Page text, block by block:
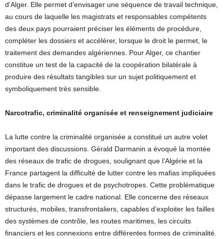
d’Alger. Elle permet d’envisager une séquence de travail technique,
au cours de laquelle les magistrats et responsables compétents
des deux pays pourraient préciser les éléments de procédure,
compléter les dossiers et accélérer, lorsque le droit le permet, le
traitement des demandes algériennes. Pour Alger, ce chantier
constitue un test de la capacité de la coopération bilatérale à
produire des résultats tangibles sur un sujet politiquement et
symboliquement très sensible.
Narcotrafic, criminalité organisée et renseignement judiciaire
La lutte contre la criminalité organisée a constitué un autre volet
important des discussions. Gérald Darmanin a évoqué la montée
des réseaux de trafic de drogues, soulignant que l’Algérie et la
France partagent la difficulté de lutter contre les mafias impliquées
dans le trafic de drogues et de psychotropes. Cette problématique
dépasse largement le cadre national. Elle concerne des réseaux
structurés, mobiles, transfrontaliers, capables d’exploiter les failles
des systèmes de contrôle, les routes maritimes, les circuits
financiers et les connexions entre différentes formes de criminalité.